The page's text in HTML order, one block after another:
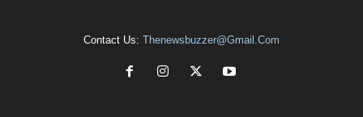
Contact Us: Thenewsbuzzer@gmail.com